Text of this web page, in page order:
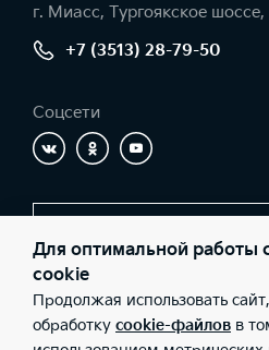
г. Миасс, Тургоякское шоссе,
+7 (3513) 28-79-50
Соцсети
© 2026 Юридические лица ООО «КЦ
адрес: г. Миасс, Тургоякское
Для оптимальной работы
cookie
Продолжая использовать
обработку cookie-файлов в